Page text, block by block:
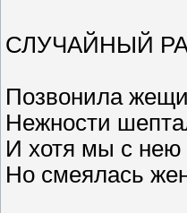
СЛУЧАЙНЫЙ
Позвонила
Нежности
И хотя мы с
Но смеялась